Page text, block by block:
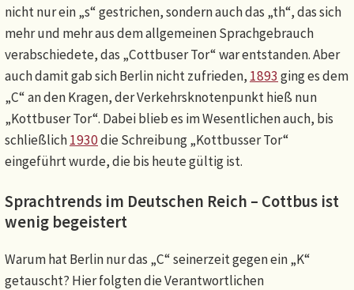
nicht nur ein „s“ gestrichen, sondern auch das „th“, das sich
mehr und mehr aus dem allgemeinen Sprachgebrauch
verabschiedete, das „Cottbuser Tor“ war entstanden. Aber
auch damit gab sich Berlin nicht zufrieden, 1893 ging es dem
„C“ an den Kragen, der Verkehrsknotenpunkt hieß nun
„Kottbuser Tor“. Dabei blieb es im Wesentlichen auch, bis
schließlich1930die Schreibung „Kottbusser Tor“
eingeführt wurde, die bis heute gültig ist.
Sprachtrends im Deutschen Reich – Cottbus ist
wenig begeistert
Warum hat Berlin nur das „C“ seinerzeit gegen ein „K“
getauscht? Hier folgten die Verantwortlichen